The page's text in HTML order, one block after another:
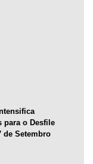
para o Desfile
de Setembro